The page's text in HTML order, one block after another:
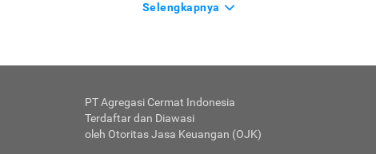
Selengkapnya
PT Agregasi Cermat Indonesia
Terdaftar dan Diawasi
oleh Otoritas Jasa Keuangan (OJK)